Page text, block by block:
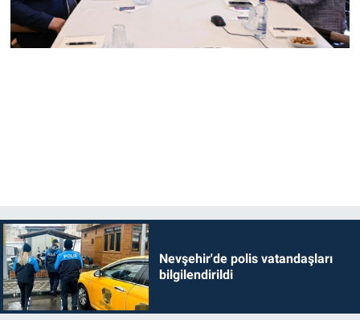
Nevşehir'de polis vatandaşları
bilgilendirildi